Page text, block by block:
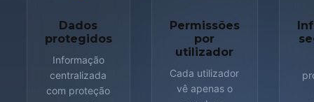
Dados
protegidos
Informação
centralizada
com proteção
Permissões
por
utilizador
Cada utilizador
vê apenas o